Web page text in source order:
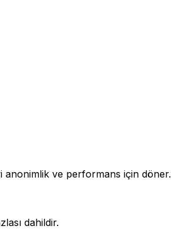
anonimlik ve performans için döner.
dahildir.